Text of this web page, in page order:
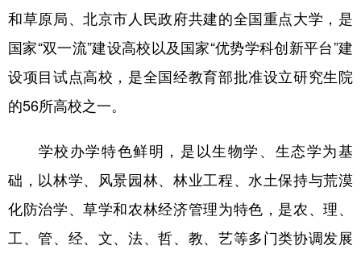
浙江 安徽 福建 江西
山东 河南 湖北 湖南
广东
陕西 甘肃 青海 宁夏
新疆 内蒙古 黑龙江
和草原局、北京市人民政府共建的全国重点大学，是
国家“双一流”建设高校以及国家“优势学科创新平台”建
设项目试点高校，是全国经教育部批准设立研究生院
的56所高校之一。
学校办学特色鲜明，是以生物学、生态学为基
础，以林学、风景园林、林业工程、水土保持与荒漠
化防治学、草学和农林经济管理为特色，是农、理、
工、管、经、文、法、哲、教、艺等多门类协调发展